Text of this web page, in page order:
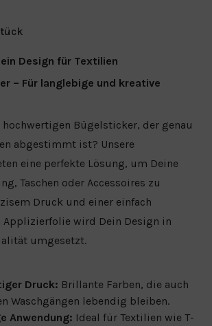
Design für Textilien
– Für langlebige und kreative
hochwertigen Bügelsticker, der genau
abgestimmt ist? Unsere
eine perfekte Lösung, um Deine
Taschen oder Accessoires zu
Druck und einer einfach
Applizierfolie wird Dein Design in
umgesetzt.
Druck: Brillante Farben, die auch
Waschgängen lebendig bleiben.
Anwendung: Ideal für Textilien wie T-